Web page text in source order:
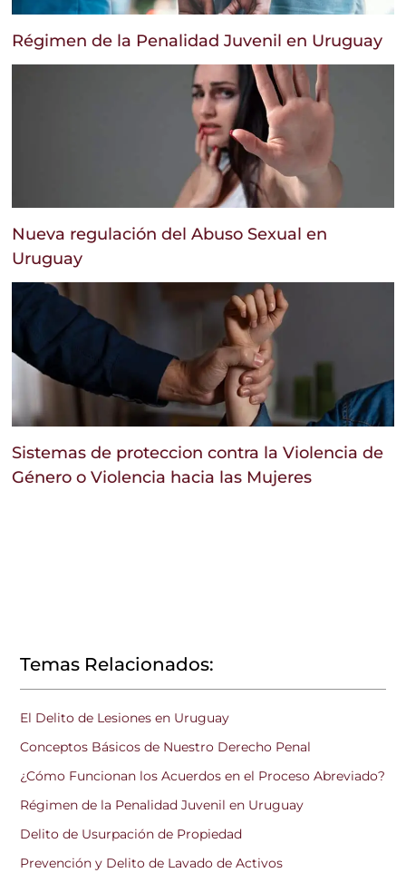
Régimen de la Penalidad Juvenil en Uruguay
Nueva regulación del Abuso Sexual en
Uruguay
Sistemas de proteccion contra la Violencia de
Género o Violencia hacia las Mujeres
Temas Relacionados:
El Delito de Lesiones en Uruguay
Conceptos Básicos de Nuestro Derecho Penal
¿Cómo Funcionan los Acuerdos en el Proceso Abreviado?
Régimen de la Penalidad Juvenil en Uruguay
Delito de Usurpación de Propiedad
Prevención y Delito de Lavado de Activos